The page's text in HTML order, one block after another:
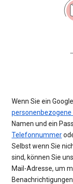
Wenn Sie ein
personenbezogene
Namen und ein
Telefonnummer
Selbst wenn Sie
sind, können Sie
Mail-Adresse, um